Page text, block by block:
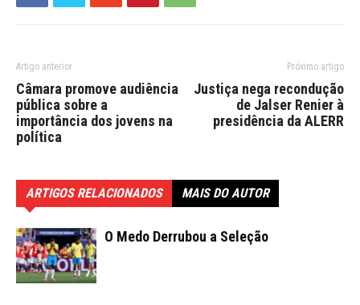
Artigo anterior
Câmara promove audiência
pública sobre a
importância dos jovens na
política
Próximo artigo
Justiça nega recondução
de Jalser Renier à
presidência da ALERR
ARTIGOS RELACIONADOS MAIS DO AUTOR
O Medo Derrubou a Seleção